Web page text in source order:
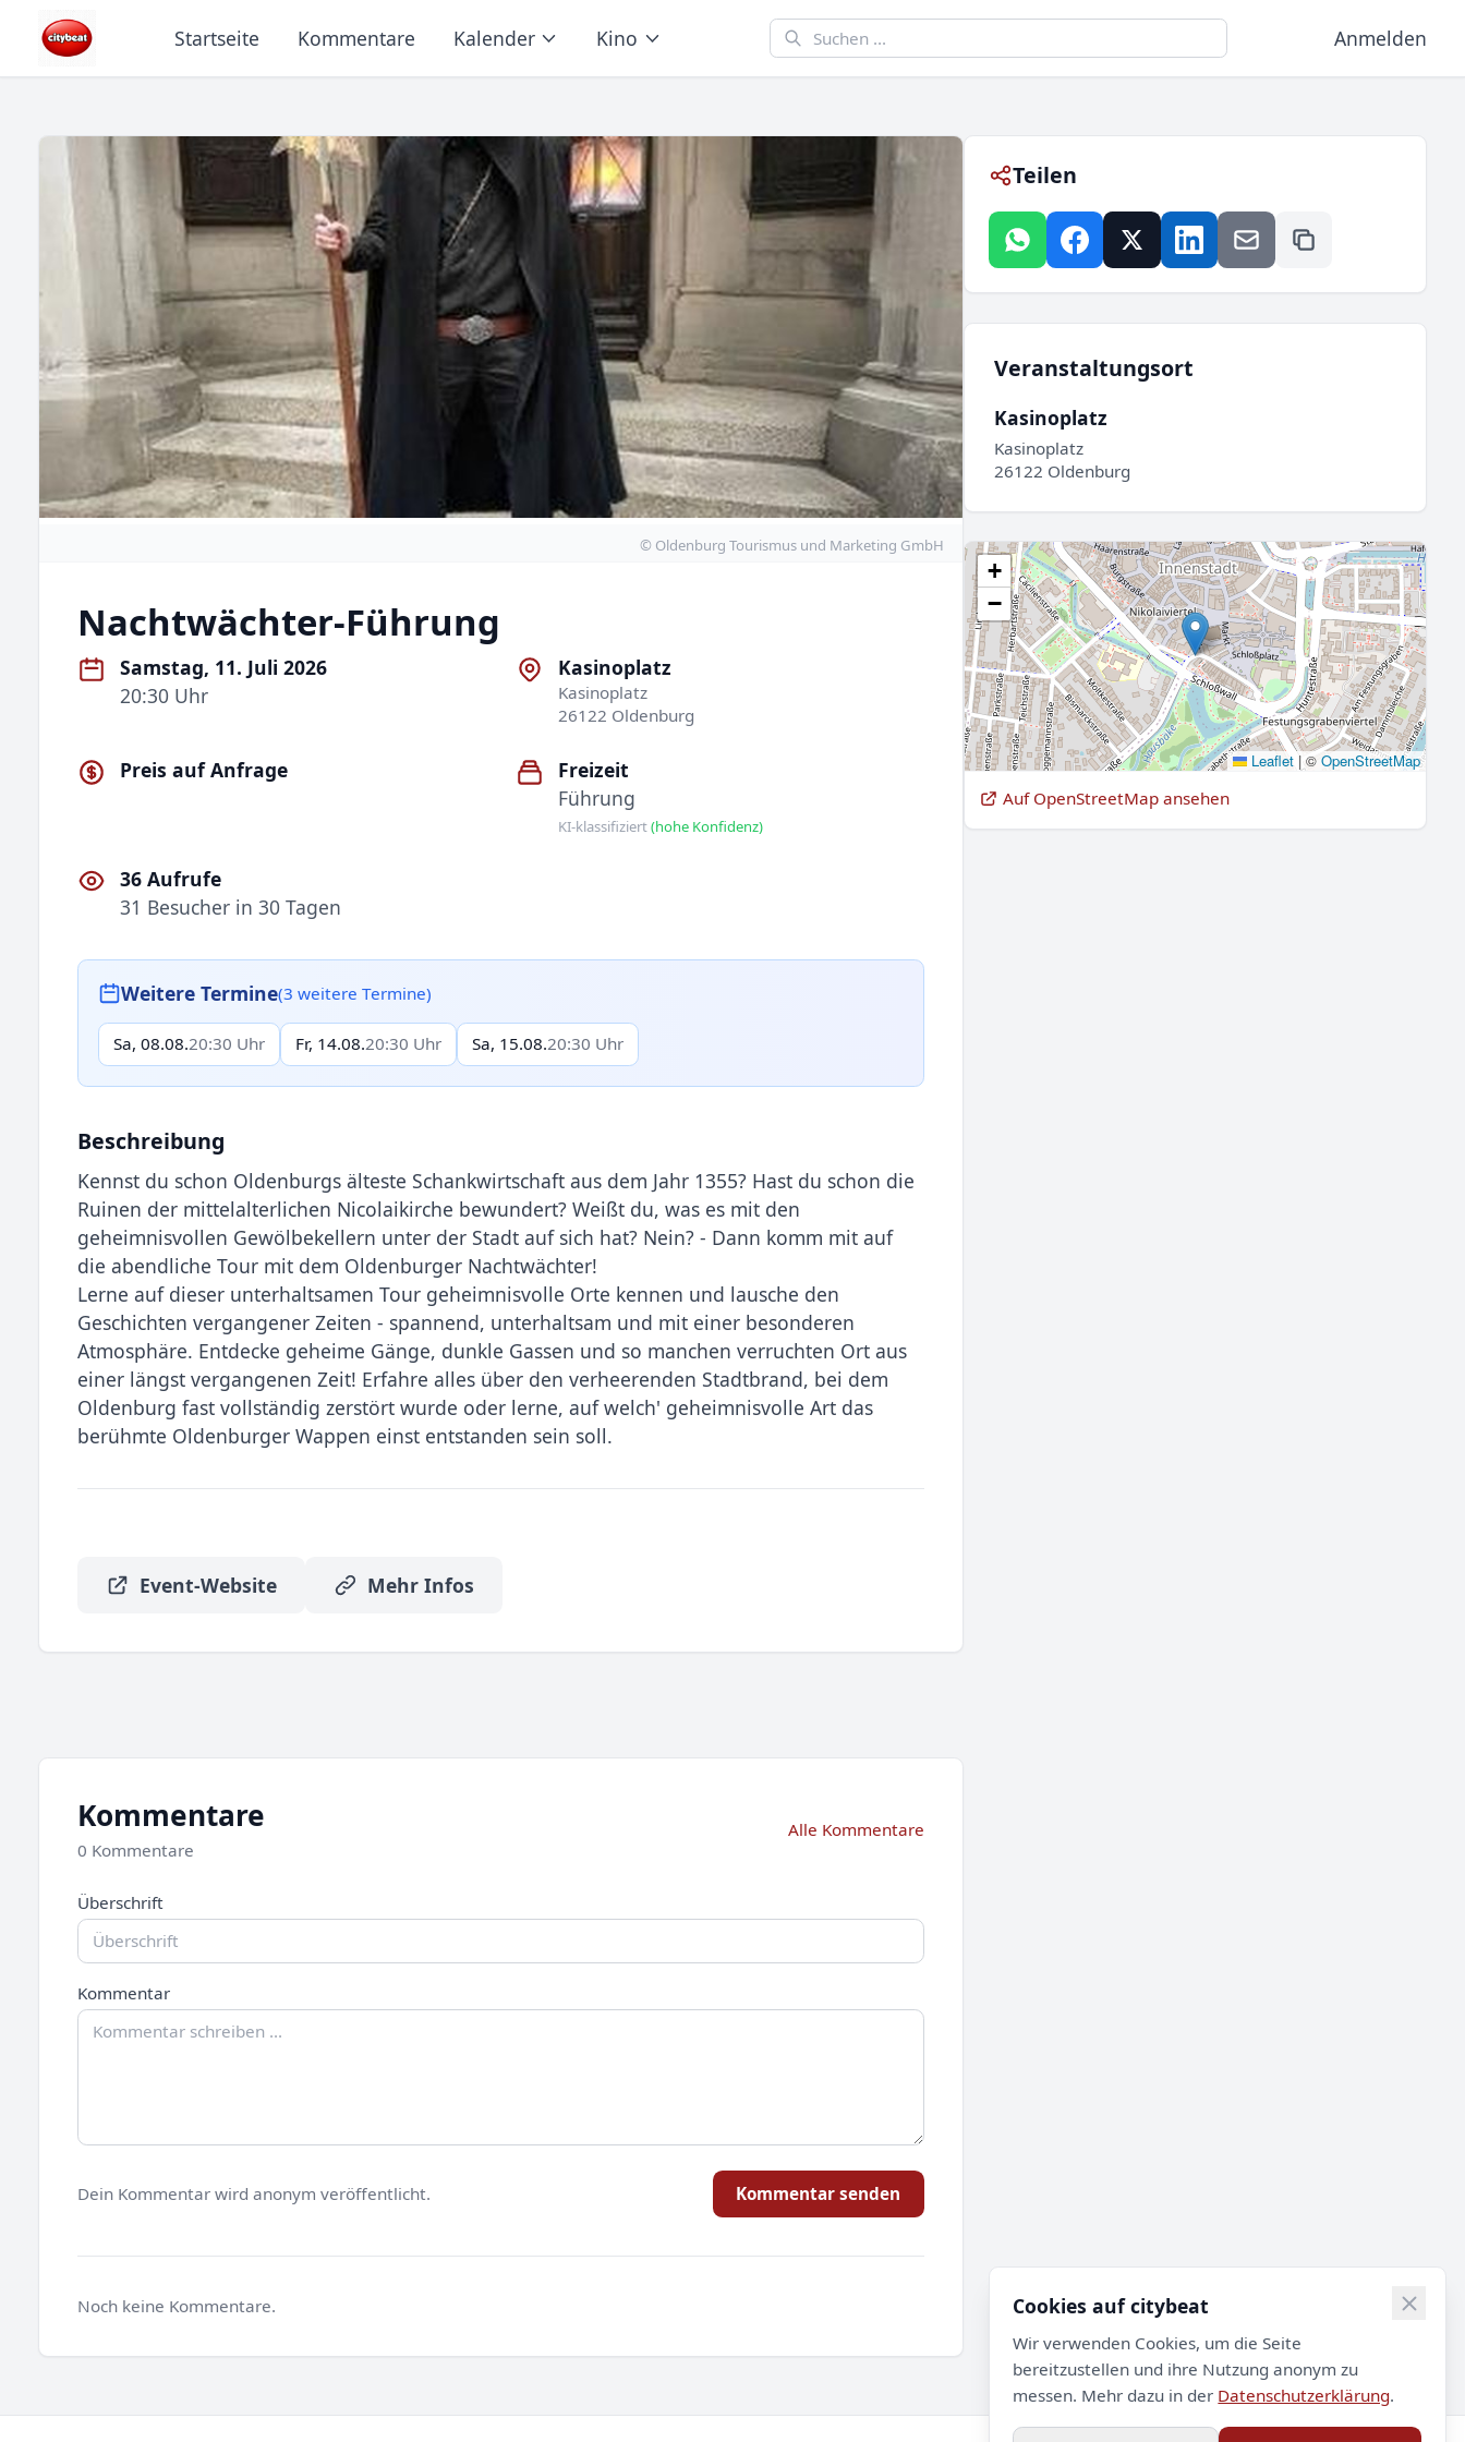
Startseite Kommentare Kalender Kino Anmelden
© Oldenburg Tourismus und Marketing GmbH
Nachtwächter-Führung
Samstag, 11. Juli 2026
20:30 Uhr
Kasinoplatz
Kasinoplatz
26122 Oldenburg
Preis auf Anfrage
Freizeit
Führung
KI-klassifiziert(hohe Konfidenz)
36 Aufrufe
31 Besucher in 30 Tagen
Weitere Termine(3 weitere Termine)
Sa, 08.08.20:30 Uhr Fr, 14.08.20:30 Uhr Sa, 15.08.20:30 Uhr
Beschreibung
Kennst du schon Oldenburgs älteste Schankwirtschaft aus dem Jahr 1355? Hast du schon die
Ruinen der mittelalterlichen Nicolaikirche bewundert? Weißt du, was es mit den
geheimnisvollen Gewölbekellern unter der Stadt auf sich hat? Nein? - Dann komm mit auf
die abendliche Tour mit dem Oldenburger Nachtwächter!
Lerne auf dieser unterhaltsamen Tour geheimnisvolle Orte kennen und lausche den
Geschichten vergangener Zeiten - spannend, unterhaltsam und mit einer besonderen
Atmosphäre. Entdecke geheime Gänge, dunkle Gassen und so manchen verruchten Ort aus
einer längst vergangenen Zeit! Erfahre alles über den verheerenden Stadtbrand, bei dem
Oldenburg fast vollständig zerstört wurde oder lerne, auf welch' geheimnisvolle Art das
berühmte Oldenburger Wappen einst entstanden sein soll.
Event-Website Mehr Infos
Teilen
Veranstaltungsort
Kasinoplatz
Kasinoplatz
26122 Oldenburg
+
−
Leaflet |© OpenStreetMap
Auf OpenStreetMap ansehen
Kommentare
0 Kommentare
Alle Kommentare
Überschrift
Kommentar
Dein Kommentar wird anonym veröffentlicht. Kommentar senden
Noch keine Kommentare. Cookies auf citybeat
Wir verwenden Cookies, um die Seite
bereitzustellen und ihre Nutzung anonym zu
messen. Mehr dazu in der Datenschutzerklärung.